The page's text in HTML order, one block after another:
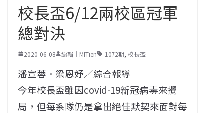
校長盃6/12兩校區冠軍
總對決
2020-06-08 編輯｜MITien 1072期, 校長盃
潘宣蓉．梁恩妤／綜合報導
今年校長盃雖因covid-19新冠病毒來攪
局，但每系隊仍是拿出絕佳默契來面對每